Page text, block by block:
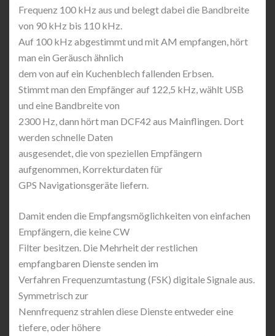
Frequenz 100 kHz aus und belegt dabei die Bandbreite
von 90 kHz bis 110 kHz.
Auf 100 kHz abgestimmt und mit AM empfangen, hört
man ein Geräusch ähnlich
dem von auf ein Kuchenblech fallenden Erbsen.
Stimmt man den Empfänger auf 122,5 kHz, wählt USB
und eine Bandbreite von
2300 Hz, dann hört man DCF42 aus Mainflingen. Dort
werden schnelle Daten
ausgesendet, die von speziellen Empfängern
aufgenommen, Korrekturdaten für
GPS Navigationsgeräte liefern.
Damit enden die Empfangsmöglichkeiten von einfachen
Empfängern, die keine CW
Filter besitzen. Die Mehrheit der restlichen
empfangbaren Dienste senden im
Verfahren Frequenzumtastung (FSK) digitale Signale aus.
Symmetrisch zur
Nennfrequenz strahlen diese Dienste entweder eine
tiefere, oder höhere